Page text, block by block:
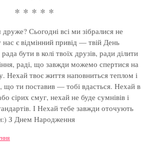
* * * * *
Сьогодні всі ми зібралися не
є відмінний привід — твій День
бути в колі твоїх друзів, ради ділити
раді, що завжди можемо спертися на
Нехай твоє життя наповниться теплом і
що ти поставив — тобі вдасться. Нехай в
сірих смуг, нехай не буде сумнівів і
І Нехай тебе завжди оточують
З Днем Народження